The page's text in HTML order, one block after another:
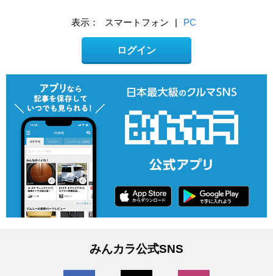
表示： スマートフォン | PC
ログイン
みんカラ公式SNS